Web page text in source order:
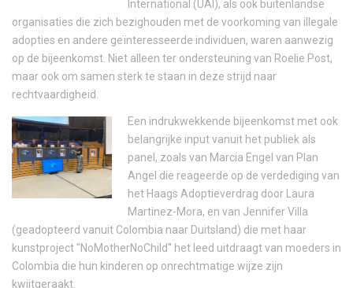
International (UAI), als ook buitenlandse
organisaties die zich bezighouden met de voorkoming van illegale
adopties en andere geïnteresseerde individuen, waren aanwezig
op de bijeenkomst. Niet alleen ter ondersteuning van Roelie Post,
maar ook om samen sterk te staan in deze strijd naar
rechtvaardigheid.
Een indrukwekkende bijeenkomst met ook
belangrijke input vanuit het publiek als
panel, zoals van Marcia Engel van Plan
Angel die reageerde op de verdediging van
het Haags Adoptieverdrag door Laura
Martinez-Mora, en van Jennifer Villa
(geadopteerd vanuit Colombia naar Duitsland) die met haar
kunstproject "NoMotherNoChild" het leed uitdraagt van moeders in
Colombia die hun kinderen op onrechtmatige wijze zijn
kwijtgeraakt.